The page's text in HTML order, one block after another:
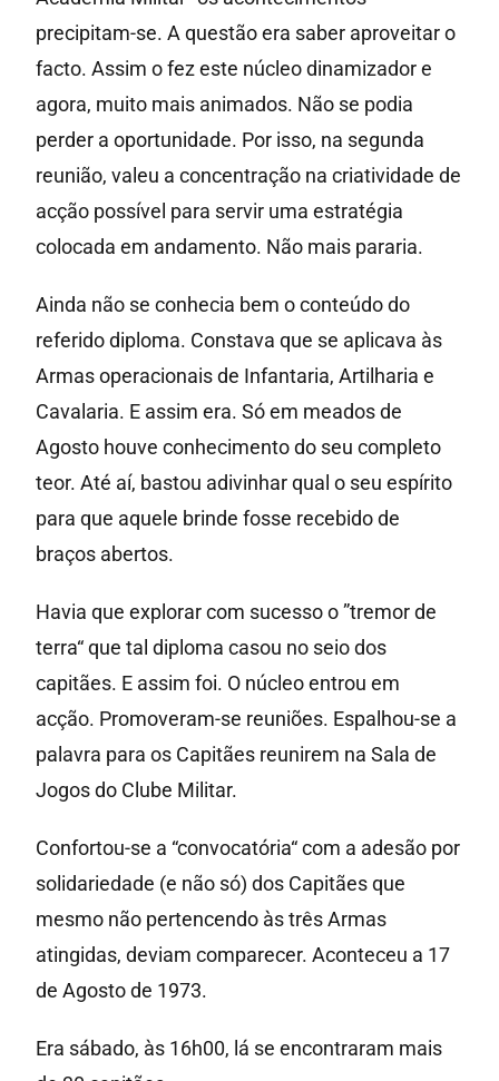
precipitam-se. A questão era saber aproveitar o
facto. Assim o fez este núcleo dinamizador e
agora, muito mais animados. Não se podia
perder a oportunidade. Por isso, na segunda
reunião, valeu a concentração na criatividade de
acção possível para servir uma estratégia
colocada em andamento. Não mais pararia.
Ainda não se conhecia bem o conteúdo do
referido diploma. Constava que se aplicava às
Armas operacionais de Infantaria, Artilharia e
Cavalaria. E assim era. Só em meados de
Agosto houve conhecimento do seu completo
teor. Até aí, bastou adivinhar qual o seu espírito
para que aquele brinde fosse recebido de
braços abertos.
Havia que explorar com sucesso o ”tremor de
terra“ que tal diploma casou no seio dos
capitães. E assim foi. O núcleo entrou em
acção. Promoveram-se reuniões. Espalhou-se a
palavra para os Capitães reunirem na Sala de
Jogos do Clube Militar.
Confortou-se a “convocatória“ com a adesão por
solidariedade (e não só) dos Capitães que
mesmo não pertencendo às três Armas
atingidas, deviam comparecer. Aconteceu a 17
de Agosto de 1973.
Era sábado, às 16h00, lá se encontraram mais